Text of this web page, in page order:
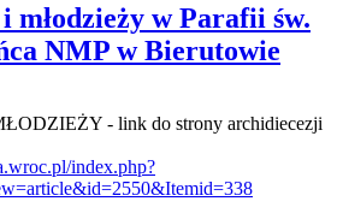
młodzieży w Parafii św.
NMP w Bierutowie
- link do strony archidiecezji
index.php?